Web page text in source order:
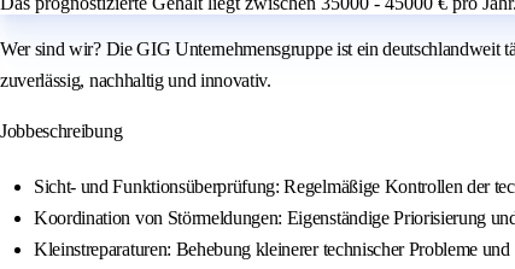
Wer sind wir? Die GIG Unternehmensgruppe ist ein deutschlandweit
zuverlässig, nachhaltig und innovativ.
Jobbeschreibung
Sicht- und Funktionsüberprüfung: Regelmäßige Kontrollen der
Koordination von Störmeldungen: Eigenständige Priorisierung
Kleinstreparaturen: Behebung kleinerer technischer Probleme und